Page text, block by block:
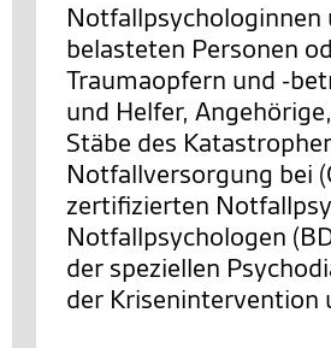
Notfallpsychologinnen
belasteten Personen
Traumaopfern und -
und Helfer,
Stäbe des
Notfallversorgung bei
zertifizierten
Notfallpsychologen
der speziellen
der Krisenintervention